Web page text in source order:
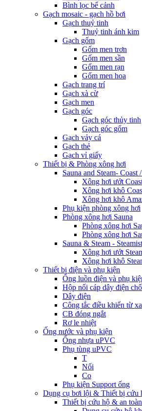
Bình lọc bể cảnh
Gạch mosaic - gạch hồ bơi
Gạch thuỷ tinh
Thuỷ tinh ánh kim
Gạch gốm
Gốm men trơn
Gốm men sần
Gốm men rạn
Gốm men hoa
Gạch trang trí
Gạch xà cừ
Gạch men
Gạch góc
Gạch góc thủy tinh
Gạch góc gốm
Gạch vảy cá
Gạch thẻ
Gạch vỉ giấy
Thiết bị & Phòng xông hơi
Sauna and Steam- Coast
Xông hơi ướt
Xông hơi khô
Xông hơi khô
Phụ kiện phòng xông hơi
Phòng xông hơi Sauna
Phòng xông hơi
Phòng xông hơi
Sauna & Steam -
Xông hơi ướt
Xông hơi khô
Thiết bị điện và phụ kiện
Ống luồn điện và phụ
Hộp nối cáp dây điện
Dây điện
Công tắc điều khiển từ xa
CB đóng ngắt
Rơ le nhiệt
Ống nước và phụ kiện
Ống nhựa uPVC
Phụ tùng uPVC
T
Nối
Co
Phụ kiện Support ống
Dụng cụ bơi lội & Thiết bị cứu
Thiết bị cứu hộ & an